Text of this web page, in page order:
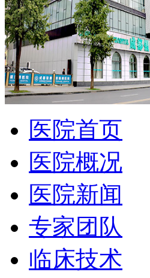
医院首页
医院概况
医院新闻
专家团队
临床技术